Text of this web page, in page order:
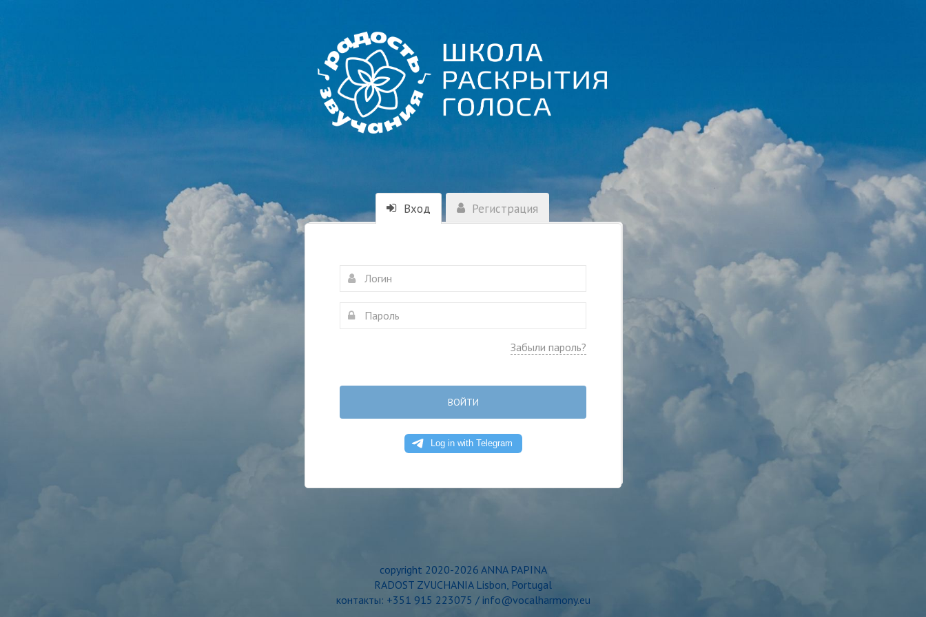
Вход Регистрация
Забыли пароль?
ВОЙТИ
copyright 2020-2026 ANNA PAPINA
RADOST ZVUCHANIA Lisbon, Portugal
контакты: +351 915 223075 / info@vocalharmony.eu